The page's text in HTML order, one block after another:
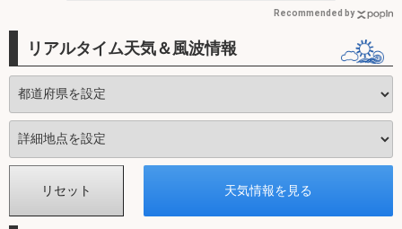
Recommended by
リアルタイム天気＆風波情報